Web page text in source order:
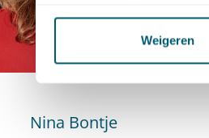
Weigeren
Nina Bontje